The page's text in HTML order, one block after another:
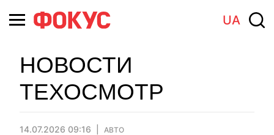
UA
НОВОСТИ
ТЕХОСМОТР
14.07.2026 09:16 АВТО